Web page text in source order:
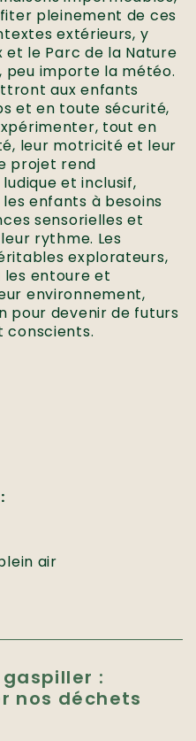
pleinement de ces
extérieurs, y
et le Parc de la Nature
importe la météo.
aux enfants
et en toute sécurité,
tout en
leur motricité et leur
projet rend
et inclusif,
enfants à besoins
sensorielles et
rythme. Les
explorateurs,
les entoure et
environnement,
pour devenir de futurs
conscients.
air
:
nos déchets